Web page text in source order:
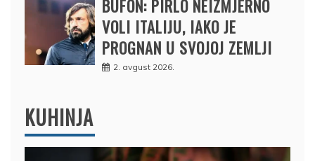
BUFON: PIRLO NEIZMJERNO
VOLI ITALIJU, IAKO JE
PROGNAN U SVOJOJ ZEMLJI
2. avgust 2026.
KUHINJA